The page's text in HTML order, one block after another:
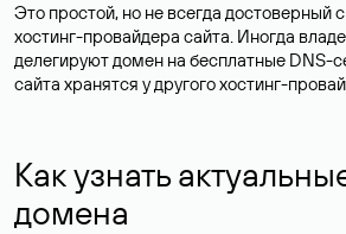
Это простой, но не всегда достоверный
хостинг-провайдера сайта. Иногда
делегируют домен на бесплатные DNS-
сайта хранятся у другого хостинг-
Как узнать
домена